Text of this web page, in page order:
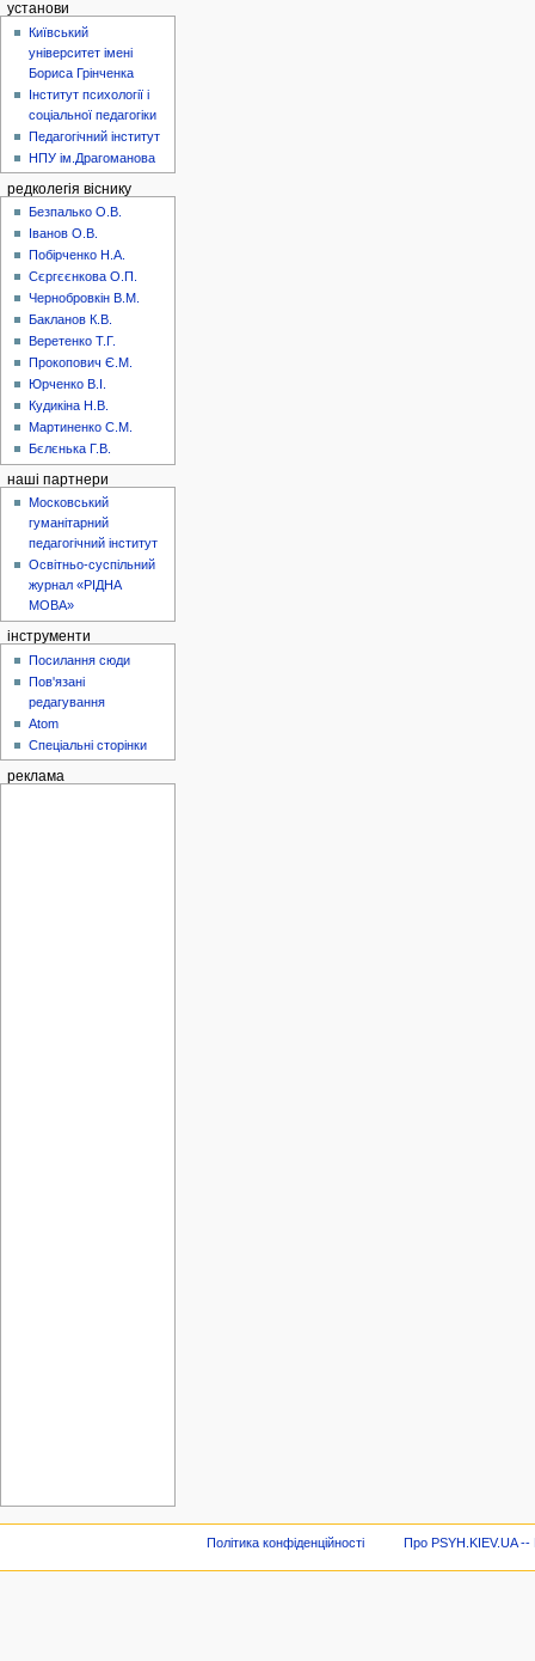
установи
Київський
університет імені
Бориса Грінченка
Інститут психології і
соціальної педагогіки
Педагогічний інститут
НПУ ім.Драгоманова
редколегія віснику
Безпалько О.В.
Іванов О.В.
Побірченко Н.А.
Сєргєєнкова О.П.
Чернобровкін В.М.
Бакланов К.В.
Веретенко Т.Г.
Прокопович Є.М.
Юрченко В.І.
Кудикіна Н.В.
Мартиненко С.М.
Бєлєнька Г.В.
наші партнери
Московський
гуманітарний
педагогічний інститут
Освітньо-суспільний
журнал «РІДНА
МОВА»
інструменти
Посилання сюди
Пов'язані
редагування
Atom
Спеціальні сторінки
реклама
Політика конфіденційності Про PSYH.KIEV.UA --